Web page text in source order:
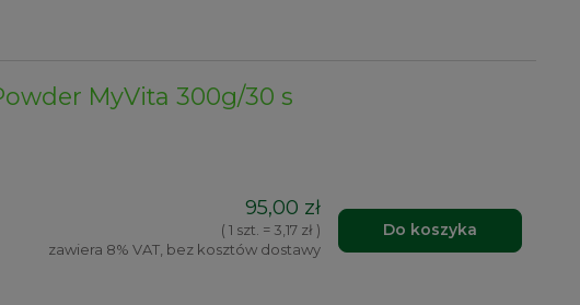
MyVita 300g/30 s
95,00 zł
( 1 szt. = 3,17 zł )
zawiera 8% VAT, bez kosztów dostawy
Do koszyka